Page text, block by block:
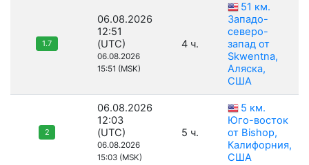
1.7
06.08.2026
12:51
(UTC)
06.08.2026
15:51 (MSK)
4 ч.
51 км.
Западо-
северо-
запад от
Skwentna,
Аляска,
США
2
06.08.2026
12:03
(UTC)
06.08.2026
15:03 (MSK)
5 ч.
5 км.
Юго-восток
от Bishop,
Калифорния,
США